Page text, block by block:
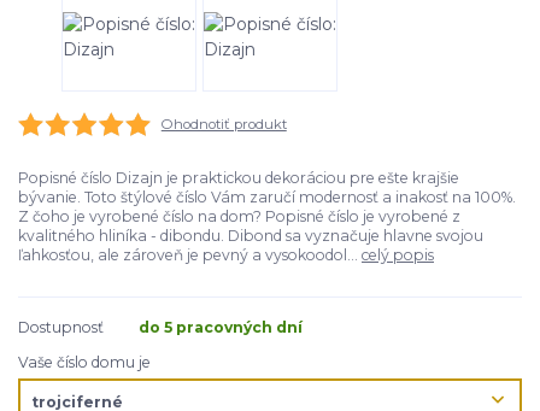
Ohodnotiť produkt
Popisné číslo Dizajn je praktickou dekoráciou pre ešte krajšie
bývanie. Toto štýlové číslo Vám zaručí modernosť a inakosť na 100%.
Z čoho je vyrobené číslo na dom? Popisné číslo je vyrobené z
kvalitného hliníka - dibondu. Dibond sa vyznačuje hlavne svojou
ľahkosťou, ale zároveň je pevný a vysokoodol... celý popis
Dostupnosť
do 5 pracovných dní
Vaše číslo domu je